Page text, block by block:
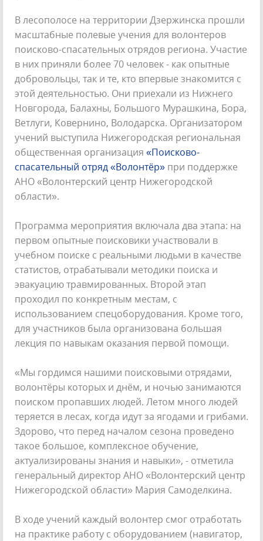
В лесополосе на территории Дзержинска прошли
масштабные полевые учения для волонтеров
поисково-спасательных отрядов региона. Участие
в них приняли более 70 человек - как опытные
добровольцы, так и те, кто впервые знакомится с
этой деятельностью. Они приехали из Нижнего
Новгорода, Балахны, Большого Мурашкина, Бора,
Ветлуги, Ковернино, Володарска. Организатором
учений выступила Нижегородская региональная
общественная организация «Поисково-
спасательный отряд «Волонтёр» при поддержке
АНО «Волонтерский центр Нижегородской
области».
Программа мероприятия включала два этапа: на
первом опытные поисковики участвовали в
учебном поиске с реальными людьми в качестве
статистов, отрабатывали методики поиска и
эвакуацию травмированных. Второй этап
проходил по конкретным местам, с
использованием спецоборудования. Кроме того,
для участников была организована большая
лекция по навыкам оказания первой помощи.
«Мы гордимся нашими поисковыми отрядами,
волонтёры которых и днём, и ночью занимаются
поиском пропавших людей. Летом много людей
теряется в лесах, когда идут за ягодами и грибами.
Здорово, что перед началом сезона проведено
такое большое, комплексное обучение,
актуализированы знания и навыки», - отметила
генеральный директор АНО «Волонтерский центр
Нижегородской области» Мария Самоделкина.
В ходе учений каждый волонтер смог отработать
на практике работу с оборудованием (навигатор,